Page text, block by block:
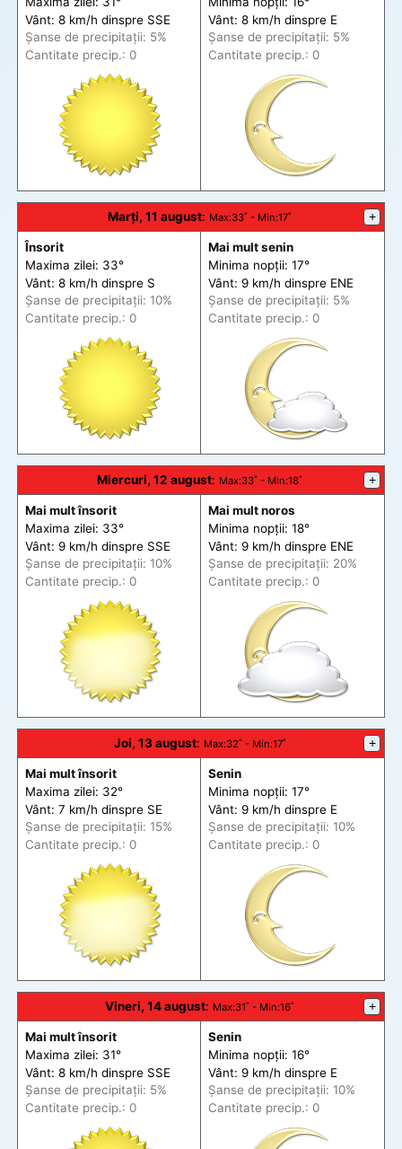
Vânt: 8 km/h dinspre SSE
Șanse de precipitații: 5%
Cantitate precip.: 0
Vânt: 8 km/h dinspre E
Șanse de precipitații: 5%
Cantitate precip.: 0
Marți, 11 august: Max:33˚ - Min:17˚ +
Însorit
Maxima zilei: 33°
Vânt: 8 km/h dinspre S
Șanse de precipitații: 10%
Cantitate precip.: 0
Mai mult senin
Minima nopții: 17°
Vânt: 9 km/h dinspre ENE
Șanse de precipitații: 5%
Cantitate precip.: 0
Miercuri, 12 august: Max:33˚ - Min:18˚ +
Mai mult însorit
Maxima zilei: 33°
Vânt: 9 km/h dinspre SSE
Șanse de precipitații: 10%
Cantitate precip.: 0
Mai mult noros
Minima nopții: 18°
Vânt: 9 km/h dinspre ENE
Șanse de precipitații: 20%
Cantitate precip.: 0
Joi, 13 august: Max:32˚ - Min:17˚ +
Mai mult însorit
Maxima zilei: 32°
Vânt: 7 km/h dinspre SE
Șanse de precipitații: 15%
Cantitate precip.: 0
Senin
Minima nopții: 17°
Vânt: 9 km/h dinspre E
Șanse de precipitații: 10%
Cantitate precip.: 0
Vineri, 14 august: Max:31˚ - Min:16˚ +
Mai mult însorit
Maxima zilei: 31°
Vânt: 8 km/h dinspre SSE
Șanse de precipitații: 5%
Cantitate precip.: 0
Senin
Minima nopții: 16°
Vânt: 9 km/h dinspre E
Șanse de precipitații: 10%
Cantitate precip.: 0